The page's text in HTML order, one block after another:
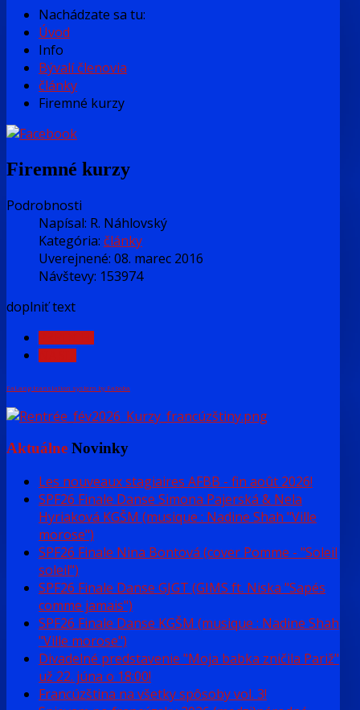
Nachádzate sa tu:
Úvod
Info
Bývalí členovia
články
Firemné kurzy
Firemné kurzy
Podrobnosti
Napísal: R. Náhlovský
Kategória: články
Uverejnené: 08. marec 2016
Návštevy: 153974
doplniť text
FaLang translation system by Faboba
Aktuálne Novinky
Les nouveaux stagiaires AFBB - fin août 2026!
SPF26 Finale Danse Simona Pajerská & Nela
Hyriaková KGŠM (musique : Nadine Shah "Ville
morose")
SPF26 Finale Nina Bontová (cover Pomme - "Soleil
soleil")
SPF26 Finale Danse GJGT (GIMS ft. Niska "Sapés
comme jamais")
SPF26 Finale Danse KGŠM (musique : Nadine Shah
"Ville morose")
Divadelné predstavenie "Moja babka zničila Pariž"
už 22. júna o 18:00!
Francúzština na všetky spôsoby vol. 3!